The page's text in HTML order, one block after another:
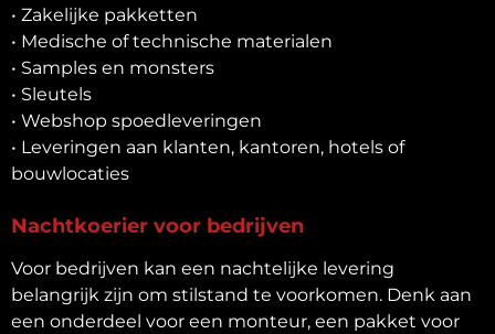
• Zakelijke pakketten
• Medische of technische materialen
• Samples en monsters
• Sleutels
• Webshop spoedleveringen
• Leveringen aan klanten, kantoren, hotels of
bouwlocaties
Nachtkoerier voor bedrijven
Voor bedrijven kan een nachtelijke levering
belangrijk zijn om stilstand te voorkomen. Denk aan
een onderdeel voor een monteur, een pakket voor